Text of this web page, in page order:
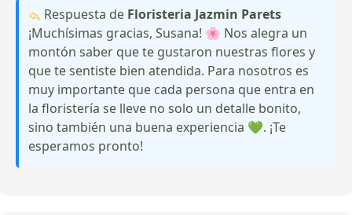
Respuesta de Floristeria Jazmin Parets
¡Muchísimas gracias, Susana! 🌸 Nos alegra un
montón saber que te gustaron nuestras flores y
que te sentiste bien atendida. Para nosotros es
muy importante que cada persona que entra en
la floristería se lleve no solo un detalle bonito,
sino también una buena experiencia 💚. ¡Te
esperamos pronto!